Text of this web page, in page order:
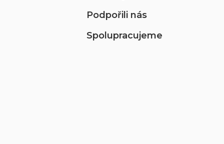
Podpořili nás
Spolupracujeme